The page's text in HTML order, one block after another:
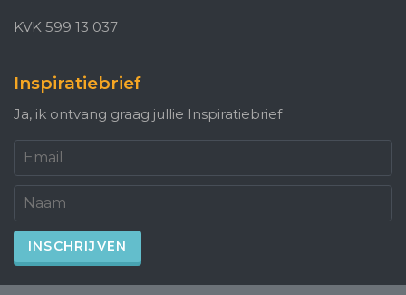
KVK 599 13 037
Inspiratiebrief
Ja, ik ontvang graag jullie Inspiratiebrief